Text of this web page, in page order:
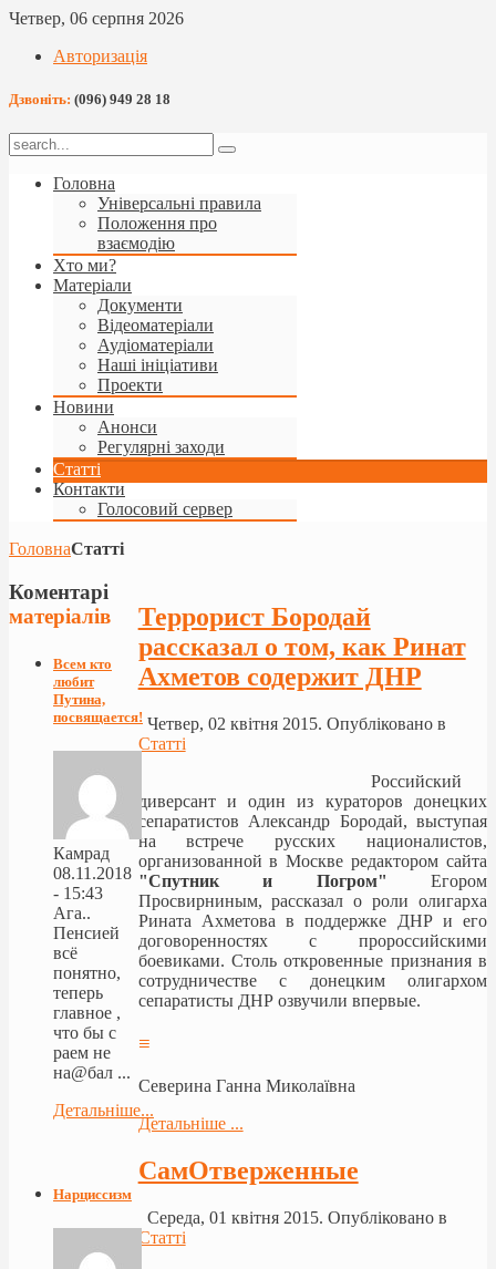
Четвер, 06 серпня 2026
Авторизація
Дзвоніть: (096) 949 28 18
Головна
Універсальні правила
Положення про
взаємодію
Хто ми?
Матеріали
Документи
Відеоматеріали
Аудіоматеріали
Наші ініціативи
Проекти
Новини
Анонси
Регулярні заходи
Статті
Контакти
Голосовий сервер
ГоловнаСтатті
Террорист Бородай
рассказал о том, как Ринат
Ахметов содержит ДНР
Четвер, 02 квітня 2015. Опубліковано в
Статті
Российский
диверсант и один из кураторов донецких
сепаратистов Александр Бородай, выступая
на встрече русских националистов,
организованной в Москве редактором сайта
"Спутник и Погром" Егором
Просвирниным, рассказал о роли олигарха
Рината Ахметова в поддержке ДНР и его
договоренностях с пророссийскими
боевиками. Столь откровенные признания в
сотрудничестве с донецким олигархом
сепаратисты ДНР озвучили впервые.
≡
Северина Ганна Миколаївна
Детальніше ...
СамОтверженные
Середа, 01 квітня 2015. Опубліковано в
Статті
Коментарі
матеріалів
Всем кто
любит
Путина,
посвящается!
Камрад
08.11.2018
- 15:43
Ага..
Пенсией
всё
понятно,
теперь
главное ,
что бы с
раем не
на@бал ...
Детальніше...
Нарциссизм